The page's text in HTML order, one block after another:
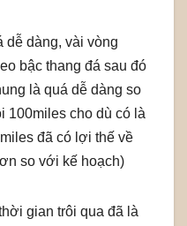
dàng, vài vòng
bậc thang đá sau đó
là quá dễ dàng so
100miles cho dù có là
đã có lợi thế về
so với kế hoạch)
gian trôi qua đã là